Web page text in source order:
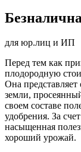
для юр.лиц и ИП
Перед тем как
плодородную
Она
земли,
своем составе
удобрения. За
насыщенная
хороший урожай.